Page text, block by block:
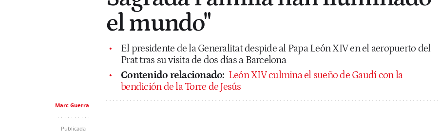
el mundo"
El presidente de la Generalitat despide al Papa León XIV en el aeropuerto del
Prat tras su visita de dos días a Barcelona
Contenido relacionado: León XIV culmina el sueño de Gaudí con la
bendición de la Torre de Jesús
Marc Guerra
Publicada